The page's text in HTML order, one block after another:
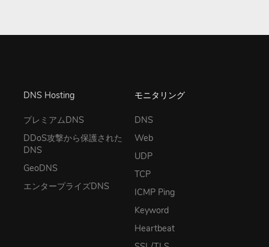
DNS Hosting
プレミアムDNS
DDoS攻撃から保護された
DNS
GeoDNS
エンタープライズDNS
モニタリング
DNS
Web
UDP
TCP
ICMP Ping
Keyword
Heartbeat